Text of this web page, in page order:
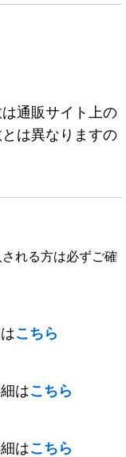
通販サイト上の
は異なりますの
れる方は必ずご確
こちら
はこちら
はこちら